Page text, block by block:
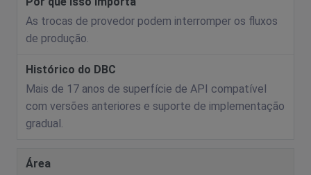
As trocas de provedor podem interromper os fluxos
de produção.
Mais de 17 anos de superfície de API compatível
com versões anteriores e suporte de implementação
gradual.